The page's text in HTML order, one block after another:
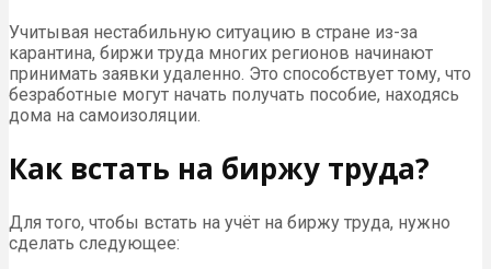
Учитывая нестабильную ситуацию в стране из-за
карантина, биржи труда многих регионов начинают
принимать заявки удаленно. Это способствует тому, что
безработные могут начать получать пособие, находясь
дома на самоизоляции.
Как встать на биржу труда?
Для того, чтобы встать на учёт на биржу труда, нужно
сделать следующее: